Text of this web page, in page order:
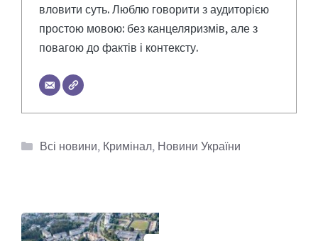
вловити суть. Люблю говорити з аудиторією
простою мовою: без канцеляризмів, але з
повагою до фактів і контексту.
Категорії
Всі новини, Кримінал, Новини України